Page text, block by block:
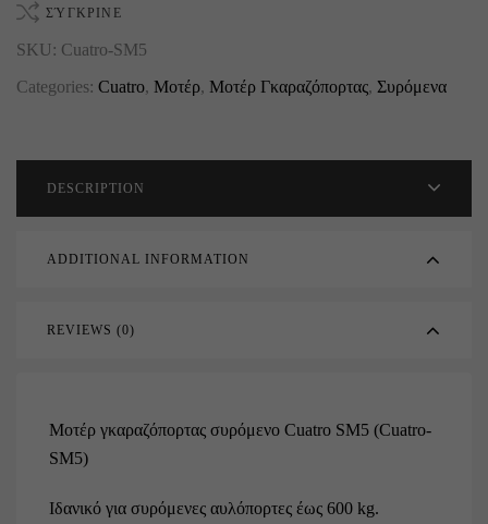
ΣΎΓΚΡΙΝΕ
SKU: Cuatro-SM5
Categories: Cuatro, Μοτέρ, Μοτέρ Γκαραζόπορτας, Συρόμενα
DESCRIPTION
ADDITIONAL INFORMATION
REVIEWS (0)
Μοτέρ γκαραζόπορτας συρόμενο Cuatro SM5 (Cuatro-
SM5)
Ιδανικό για συρόμενες αυλόπορτες έως 600 kg.